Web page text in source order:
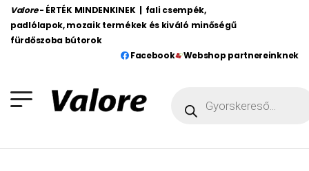
Valore - ÉRTÉK MINDENKINEK | fali csempék,
padlólapok, mozaik termékek és kiváló minőségű
fürdőszoba bútorok
Facebook
Webshop partnereinknek